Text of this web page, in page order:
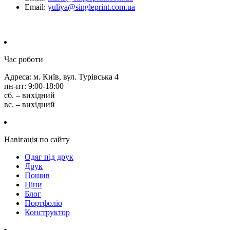
Email: yuliya@singleprint.com.ua
Час роботи
Адреса: м. Київ, вул. Турівська 4
пн-пт: 9:00-18:00
сб. – вихідний
вс. – вихідний
Навігація по сайту
Одяг під друк
Друк
Пошив
Ціни
Блог
Портфоліо
Конструктор